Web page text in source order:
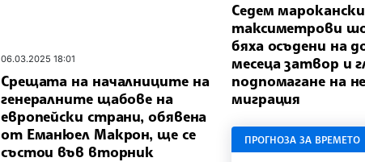
06.03.2025 18:01
Срещата на началниците на
генералните щабове на
европейски страни, обявена
от Еманюел Макрон, ще се
състои във вторник
Седем марокански
таксиметрови
бяха осъдени на
месеца затвор и
подпомагане на
миграция
ПРОГНОЗА ЗА ВРЕМЕТО